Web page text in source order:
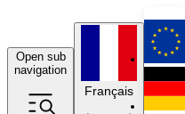
Open sub
navigation
Français